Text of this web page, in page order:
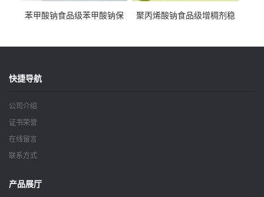
苯甲酸钠食品级苯甲酸钠保
聚丙烯酸钠食品级增稠剂稳
快捷导航
公司介绍
证书荣誉
在线留言
联系方式
产品展厅